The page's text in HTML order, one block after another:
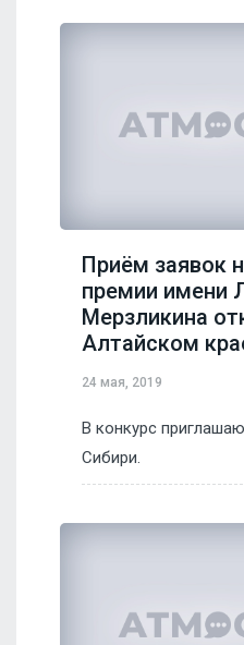
Приём заявок
премии имени
Мерзликина
Алтайском
24 мая, 2019
В конкурс
Сибири.